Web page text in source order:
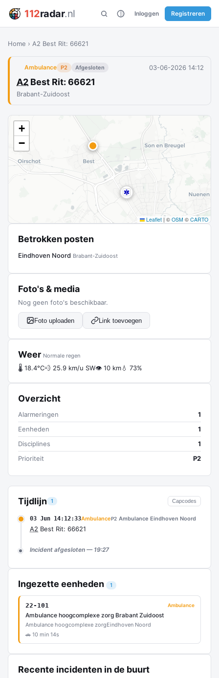
112radar.nl Inloggen Registreren
Home › A2 Best Rit: 66621
Ambulance P2 Afgesloten 03-06-2026 14:12
A2 Best Rit: 66621
Brabant-Zuidoost
Tijdlijn 1 Capcodes
03 Jun 14:12:33AmbulanceP2 Ambulance Eindhoven Noord
A2 Best Rit: 66621
Incident afgesloten — 19:27
Ingezette eenheden 1
22-101 Ambulance
Ambulance hoogcomplexe zorg Brabant Zuidoost
Ambulance hoogcomplexe zorgEindhoven Noord
🚗 10 min 14s
Recente incidenten in de buurt
+
−
Leaflet | © OSM © CARTO
Betrokken posten
Eindhoven Noord Brabant-Zuidoost
Foto's & media
Nog geen foto's beschikbaar.
Foto uploaden Link toevoegen
Weer Normale regen
🌡 18.4°C💨 25.9 km/u SW👁 10 km💧 73%
Overzicht
Alarmeringen
1
Eenheden
1
Disciplines
1
Prioriteit
P2